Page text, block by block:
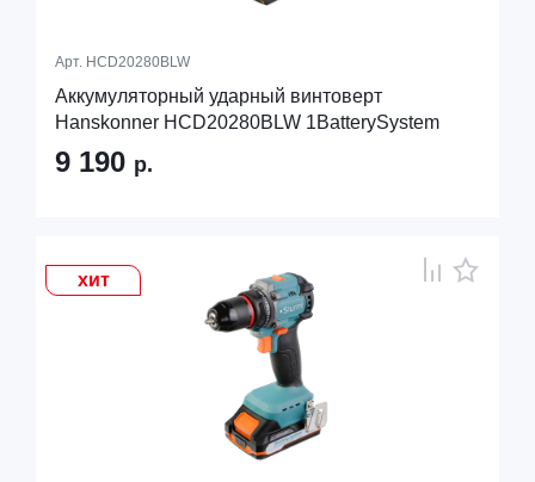
Арт. HCD20280BLW
Аккумуляторный ударный винтоверт
Hanskonner HCD20280BLW 1BatterySystem
9 190 р.
хит